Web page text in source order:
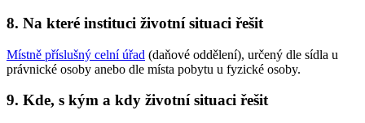
8. Na které instituci životní situaci řešit
Místně příslušný celní úřad (daňové oddělení), určený dle sídla u
právnické osoby anebo dle místa pobytu u fyzické osoby.
9. Kde, s kým a kdy životní situaci řešit